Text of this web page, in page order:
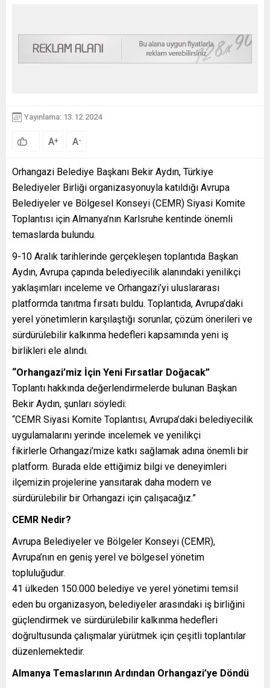
Yayınlama: 13.12.2024
A+ A-
Orhangazi Belediye Başkanı Bekir Aydın, Türkiye
Belediyeler Birliği organizasyonuyla katıldığı Avrupa
Belediyeler ve Bölgesel Konseyi (CEMR) Siyasi Komite
Toplantısı için Almanya’nın Karlsruhe kentinde önemli
temaslarda bulundu.
9-10 Aralık tarihlerinde gerçekleşen toplantıda Başkan
Aydın, Avrupa çapında belediyecilik alanındaki yenilikçi
yaklaşımları inceleme ve Orhangazi’yi uluslararası
platformda tanıtma fırsatı buldu. Toplantıda, Avrupa’daki
yerel yönetimlerin karşılaştığı sorunlar, çözüm önerileri ve
sürdürülebilir kalkınma hedefleri kapsamında yeni iş
birlikleri ele alındı.
“Orhangazi’miz İçin Yeni Fırsatlar Doğacak”
Toplantı hakkında değerlendirmelerde bulunan Başkan
Bekir Aydın, şunları söyledi:
“CEMR Siyasi Komite Toplantısı, Avrupa’daki belediyecilik
uygulamalarını yerinde incelemek ve yenilikçi
fikirlerle Orhangazi’mize katkı sağlamak adına önemli bir
platform. Burada elde ettiğimiz bilgi ve deneyimleri
ilçemizin projelerine yansıtarak daha modern ve
sürdürülebilir bir Orhangazi için çalışacağız.”
CEMR Nedir?
Avrupa Belediyeler ve Bölgeler Konseyi (CEMR),
Avrupa’nın en geniş yerel ve bölgesel yönetim
topluluğudur.
41 ülkeden 150.000 belediye ve yerel yönetimi temsil
eden bu organizasyon, belediyeler arasındaki iş birliğini
güçlendirmek ve sürdürülebilir kalkınma hedefleri
doğrultusunda çalışmalar yürütmek için çeşitli toplantılar
düzenlemektedir.
Almanya Temaslarının Ardından Orhangazi’ye Döndü